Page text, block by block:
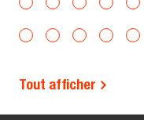
Tout afficher